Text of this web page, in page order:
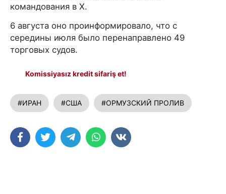
командования в X.
6 августа оно проинформировало, что с
середины июля было перенаправлено 49
торговых судов.
Komissiyasız kredit sifariş et!
#ИРАН #США #ОРМУЗСКИЙ ПРОЛИВ